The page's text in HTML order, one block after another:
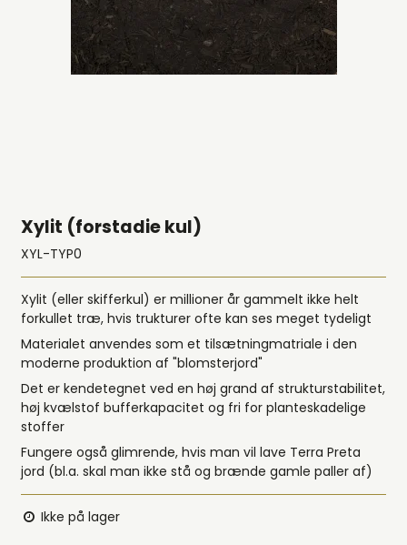
Xylit (forstadie kul)
XYL-TYP0
Xylit (eller skifferkul) er millioner år gammelt ikke helt
forkullet træ, hvis trukturer ofte kan ses meget tydeligt
Materialet anvendes som et tilsætningmatriale i den
moderne produktion af "blomsterjord"
Det er kendetegnet ved en høj grand af strukturstabilitet,
høj kvælstof bufferkapacitet og fri for planteskadelige
stoffer
Fungere også glimrende, hvis man vil lave Terra Preta
jord (bl.a. skal man ikke stå og brænde gamle paller af)
Ikke på lager